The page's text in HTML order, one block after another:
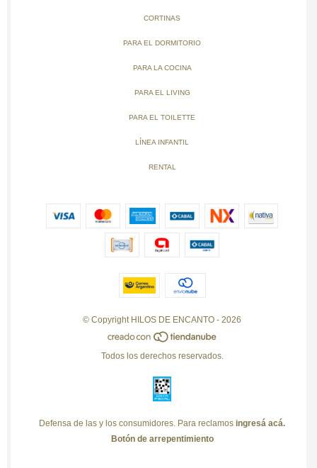
CORTINAS
PARA EL DORMITORIO
PARA LA COCINA
PARA EL LIVING
PARA EL TOILETTE
LÍNEA INFANTIL
RENTAL
© Copyright HILOS DE ENCANTO - 2026
Todos los derechos reservados.
Defensa de las y los consumidores. Para reclamos ingresá acá.
Botón de arrepentimiento